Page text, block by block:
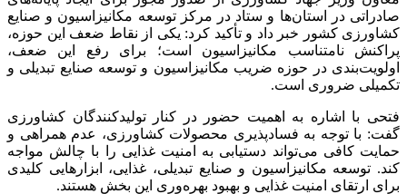
صادراتی در استان‌ها و ستاد در مرکز توسعه مکانیزاسیون و صنایع
کشاورزی کشور خبر داد و تأکید کرد: یکی از نقاط ضعف این حوزه،
پراکنش نامتناسب مکانیزاسیون است؛ برای رفع این ضعف،
اولویت‌بندی در حوزه ضریب مکانیزاسیون و توسعه صنایع تبدیلی و
تکمیلی ضروری است.
فتحی با اشاره به اهمیت حضور در کنار تولیدکنندگان کشاورزی
گفت: با توجه به فسادپذیری محصولات کشاورزی، عدم همراهی و
حمایت کافی می‌تواند دستیابی به امنیت غذایی را با چالش مواجه
کند. توسعه مکانیزاسیون و صنایع تبدیلی، غذایی، ابزارهایی کلیدی
برای ارتقای امنیت غذایی و بهبود بهره‌وری این بخش هستند.